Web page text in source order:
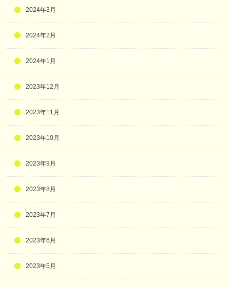
2024年3月
2024年2月
2024年1月
2023年12月
2023年11月
2023年10月
2023年9月
2023年8月
2023年7月
2023年6月
2023年5月